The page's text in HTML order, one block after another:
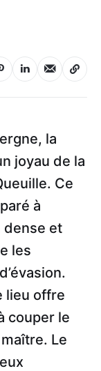
la
joyau de la
Ce
à
dense et
les
lieu offre
couper le
Le